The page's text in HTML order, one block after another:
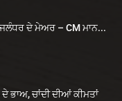
ਦੇ ਮੇਅਰ – CM ਮਾਨ...
ਭਾਅ, ਚਾਂਦੀ ਦੀਆਂ ਕੀਮਤਾਂ